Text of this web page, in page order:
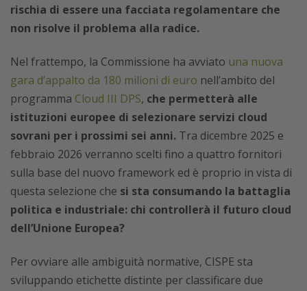
rischia di essere una facciata regolamentare che
non risolve il problema alla radice.
Nel frattempo, la Commissione ha avviato una nuova
gara d’appalto da 180 milioni di euro nell’ambito del
programma Cloud III DPS, che permetterà alle
istituzioni europee di selezionare servizi cloud
sovrani per i prossimi sei anni. Tra dicembre 2025 e
febbraio 2026 verranno scelti fino a quattro fornitori
sulla base del nuovo framework ed è proprio in vista di
questa selezione che si sta consumando la battaglia
politica e industriale: chi controllerà il futuro cloud
dell’Unione Europea?
Per ovviare alle ambiguità normative, CISPE sta
sviluppando etichette distinte per classificare due